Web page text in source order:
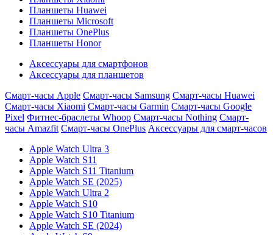
Планшеты Huawei
Планшеты Microsoft
Планшеты OnePlus
Планшеты Honor
Аксессуары для смартфонов
Аксессуары для планшетов
Смарт-часы Apple Смарт-часы Samsung Смарт-часы Huawei
Смарт-часы Xiaomi Смарт-часы Garmin Смарт-часы Google
Pixel Фитнес-браслеты Whoop Смарт-часы Nothing Смарт-
часы Amazfit Смарт-часы OnePlus Аксессуары для смарт-часов
Apple Watch Ultra 3
Apple Watch S11
Apple Watch S11 Titanium
Apple Watch SE (2025)
Apple Watch Ultra 2
Apple Watch S10
Apple Watch S10 Titanium
Apple Watch SE (2024)